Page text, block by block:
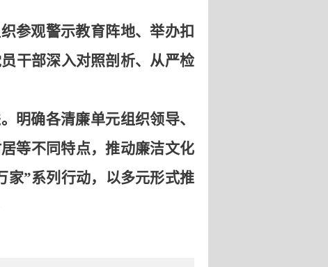
参观警示教育阵地、举办扣
干部深入对照剖析、从严检
明确各清廉单元组织领导、
等不同特点，推动廉洁文化
家”系列行动，以多元形式推